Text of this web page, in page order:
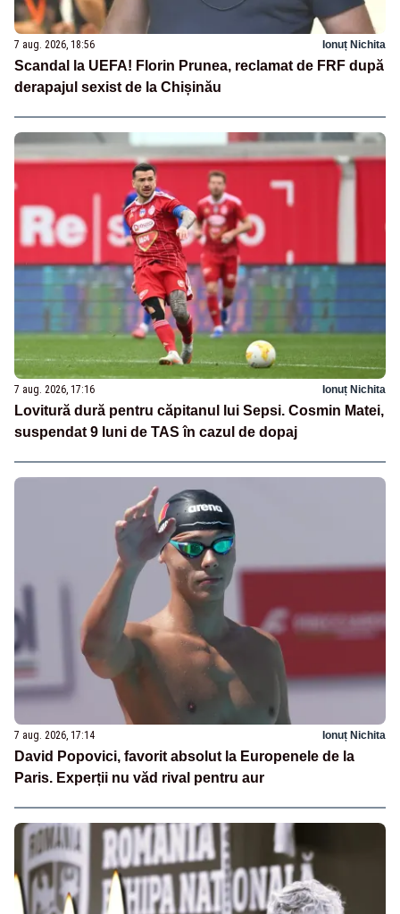
7 aug. 2026, 18:56 Ionuț Nichita
Scandal la UEFA! Florin Prunea, reclamat de FRF după
derapajul sexist de la Chișinău
7 aug. 2026, 17:16 Ionuț Nichita
Lovitură dură pentru căpitanul lui Sepsi. Cosmin Matei,
suspendat 9 luni de TAS în cazul de dopaj
7 aug. 2026, 17:14 Ionuț Nichita
David Popovici, favorit absolut la Europenele de la
Paris. Experții nu văd rival pentru aur